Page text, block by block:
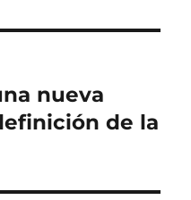
nueva
de la